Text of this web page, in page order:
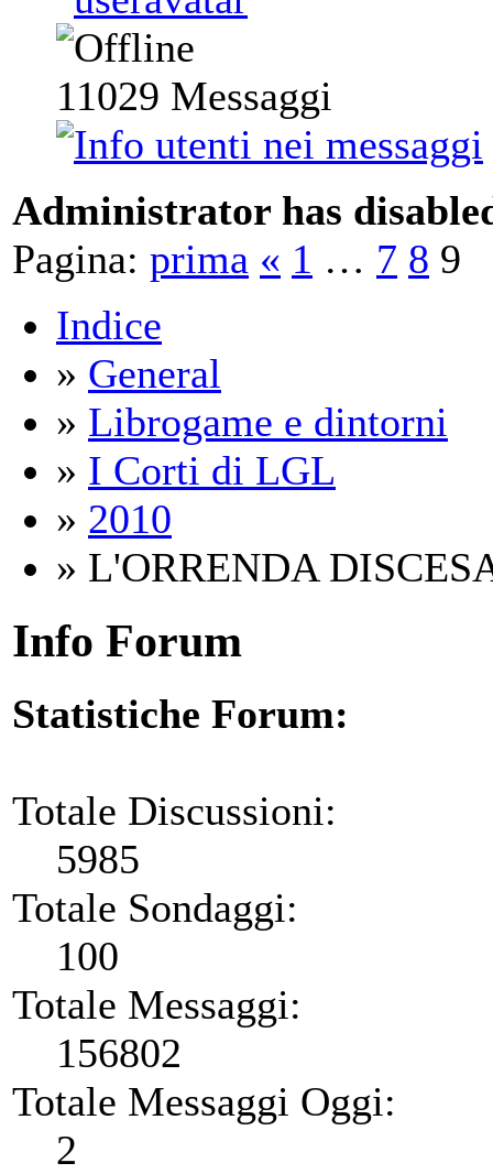
11029 Messaggi
Administrator has
Pagina: prima « 1 … 7 8 9
Indice
» General
» Librogame e dintorni
» I Corti di LGL
» 2010
» L'ORRENDA
Info Forum
Statistiche Forum:
Totale Discussioni:
5985
Totale Sondaggi:
100
Totale Messaggi:
156802
Totale Messaggi Oggi:
2